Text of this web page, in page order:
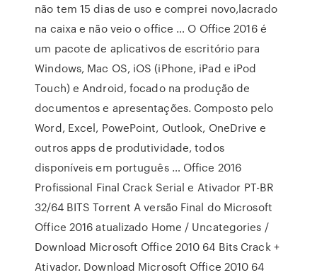
não tem 15 dias de uso e comprei novo,lacrado
na caixa e não veio o office … O Office 2016 é
um pacote de aplicativos de escritório para
Windows, Mac OS, iOS (iPhone, iPad e iPod
Touch) e Android, focado na produção de
documentos e apresentações. Composto pelo
Word, Excel, PowePoint, Outlook, OneDrive e
outros apps de produtividade, todos
disponíveis em português … Office 2016
Profissional Final Crack Serial e Ativador PT-BR
32/64 BITS Torrent A versão Final do Microsoft
Office 2016 atualizado Home / Uncategories /
Download Microsoft Office 2010 64 Bits Crack +
Ativador. Download Microsoft Office 2010 64